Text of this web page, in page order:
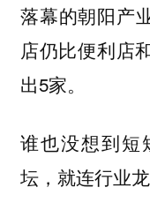
落幕的朝阳产业
店仍比便利店
出5家。
谁也没想到短
坛，就连行业